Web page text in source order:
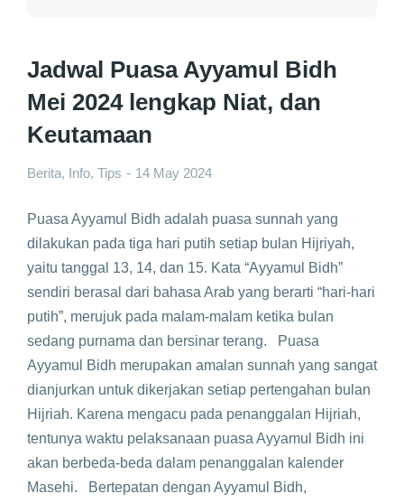
Jadwal Puasa Ayyamul Bidh
Mei 2024 lengkap Niat, dan
Keutamaan
Berita, Info, Tips 14 May 2024
Puasa Ayyamul Bidh adalah puasa sunnah yang
dilakukan pada tiga hari putih setiap bulan Hijriyah,
yaitu tanggal 13, 14, dan 15. Kata “Ayyamul Bidh”
sendiri berasal dari bahasa Arab yang berarti “hari-hari
putih”, merujuk pada malam-malam ketika bulan
sedang purnama dan bersinar terang. Puasa
Ayyamul Bidh merupakan amalan sunnah yang sangat
dianjurkan untuk dikerjakan setiap pertengahan bulan
Hijriah. Karena mengacu pada penanggalan Hijriah,
tentunya waktu pelaksanaan puasa Ayyamul Bidh ini
akan berbeda-beda dalam penanggalan kalender
Masehi. Bertepatan dengan Ayyamul Bidh,